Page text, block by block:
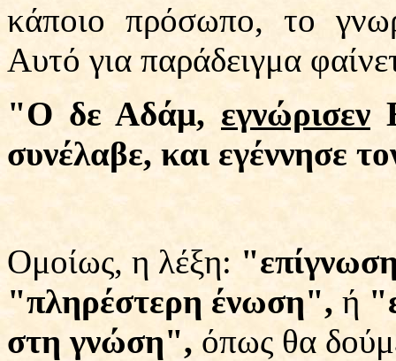
κάποιο πρόσωπο, το
Αυτό για παράδειγμα
"Ο δε Αδάμ, εγνώρισεν
συνέλαβε, και εγέννησε
Ομοίως, η λέξη:
"πληρέστερη ένωση", ή
στη γνώση", όπως θα